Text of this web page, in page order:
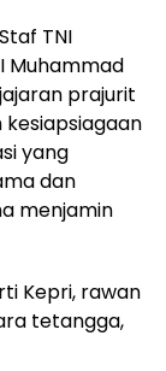
TNI
Muhammad
prajurit
kesiapsiagaan
yang
dan
menjamin
Kepri, rawan
tetangga,